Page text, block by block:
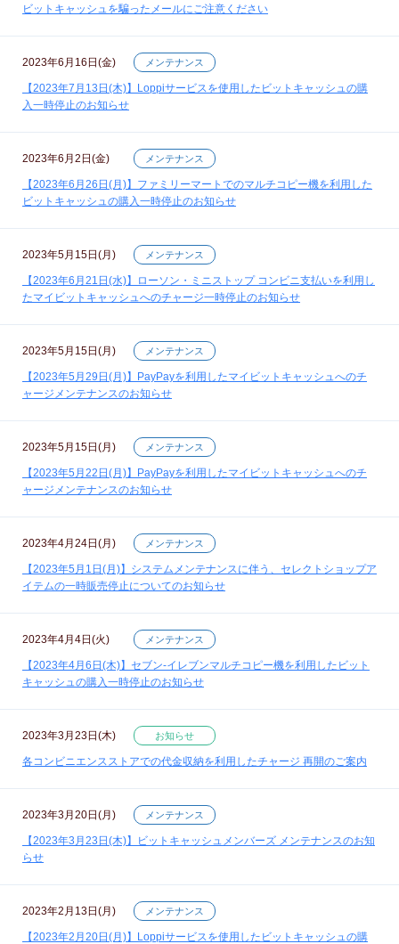
ビットキャッシュを騙ったメールにご注意ください
2023年6月16日(金) メンテナンス
【2023年7月13日(木)】Loppiサービスを使用したビットキャッシュの購
入一時停止のお知らせ
2023年6月2日(金) メンテナンス
【2023年6月26日(月)】ファミリーマートでのマルチコピー機を利用した
ビットキャッシュの購入一時停止のお知らせ
2023年5月15日(月) メンテナンス
【2023年6月21日(水)】ローソン・ミニストップ コンビニ支払いを利用し
たマイビットキャッシュへのチャージ一時停止のお知らせ
2023年5月15日(月) メンテナンス
【2023年5月29日(月)】PayPayを利用したマイビットキャッシュへのチ
ャージメンテナンスのお知らせ
2023年5月15日(月) メンテナンス
【2023年5月22日(月)】PayPayを利用したマイビットキャッシュへのチ
ャージメンテナンスのお知らせ
2023年4月24日(月) メンテナンス
【2023年5月1日(月)】システムメンテナンスに伴う、セレクトショップア
イテムの一時販売停止についてのお知らせ
2023年4月4日(火) メンテナンス
【2023年4月6日(木)】セブン‐イレブンマルチコピー機を利用したビット
キャッシュの購入一時停止のお知らせ
2023年3月23日(木) お知らせ
各コンビニエンスストアでの代金収納を利用したチャージ 再開のご案内
2023年3月20日(月) メンテナンス
【2023年3月23日(木)】ビットキャッシュメンバーズ メンテナンスのお知
らせ
2023年2月13日(月) メンテナンス
【2023年2月20日(月)】Loppiサービスを使用したビットキャッシュの購